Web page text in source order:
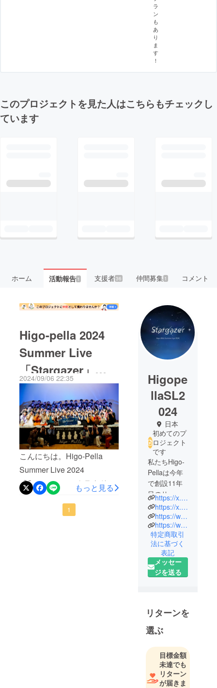
ラ
ン
も
あ
り
ま
す
！
このプロジェクトを見た人はこちらもチェックし
ています
ホーム 活動報告1 支援者36 仲間募集 1 コメント
Higo-pella 2024
Summer Live
「Stargazer」を
終えて
2024/09/06 22:35
こんにちは。Higo-Pella
Summer Live 2024
『Stargazer』のクラウド
ファンディングスタッフで
す。この度は、プロジェク
もっと見る
1
Higope
llaSL2
024
日本
初めてのプ
ロジェクト
です
私たちHigo-
Pellaは今年
で創設11年
目のサーク
ルです。
6年目までは
毎月大学施
設内で行う
マンスリー
ライブに加
え、夏冬に
大学外の施
ルライブな
動を行って
コロナ禍に
おいてもリ
モートでア
https://x.com/kuma_acp
https://x.com/SL_higopella
https://www.youtube.com/channel/UCLRRtQ_sJ0JYjtr60Rp_5_g
https://www.instagram.com/higopella/?igshid=NTc4MTIwNjQ2YQ%3D%3D
特定商取引
法に基づく
表記
メッセー
ジを送る
リターンを
選ぶ
目標金額
未達でも
リターン
が届きま